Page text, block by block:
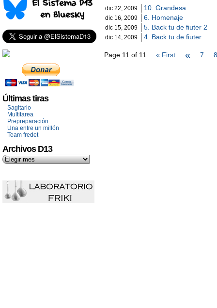
Últimas tiras
Sagitario
Multitarea
Prepreparación
Una entre un millón
Team fredet
Archivos D13
dic 22, 2009 10. Grandesa
dic 16, 2009 6. Homenaje
dic 15, 2009 5. Back tu de fiuter 2
dic 14, 2009 4. Back tu de fiuter
Page 11 of 11 « First « 7 8